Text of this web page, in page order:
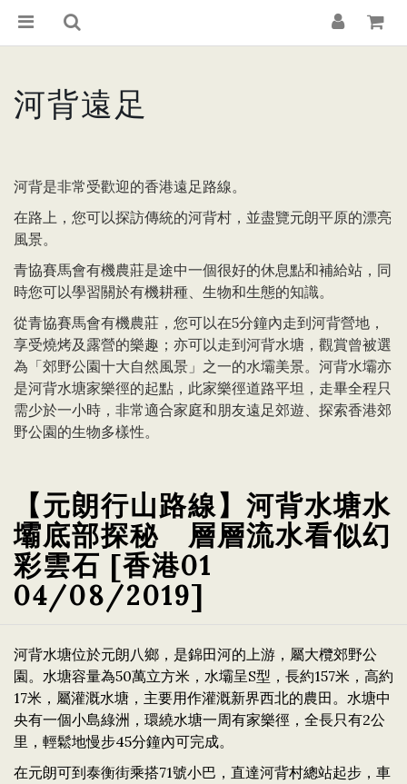
河背遠足
河背是非常受歡迎的香港遠足路線。
在路上，您可以探訪傳統的河背村，並盡覽元朗平原的漂亮
風景。
青協賽馬會有機農莊是途中一個很好的休息點和補給站，同
時您可以學習關於有機耕種、生物和生態的知識。
從青協賽馬會有機農莊，您可以在5分鐘內走到河背營地，
享受燒烤及露營的樂趣；亦可以走到河背水塘，觀賞曾被選
為「郊野公園十大自然風景」之一的水壩美景。河背水壩亦
是河背水塘家樂徑的起點，此家樂徑道路平坦，走畢全程只
需少於一小時，非常適合家庭和朋友遠足郊遊、探索香港郊
野公園的生物多樣性。
【元朗行山路線】河背水塘水
壩底部探秘 層層流水看似幻
彩雲石 [香港01
04/08/2019]
河背水塘位於元朗八鄉，是錦田河的上游，屬大欖郊野公
園。水塘容量為50萬立方米，水壩呈S型，長約157米，高約
17米，屬灌溉水塘，主要用作灌溉新界西北的農田。水塘中
央有一個小島綠洲，環繞水塘一周有家樂徑，全長只有2公
里，輕鬆地慢步45分鐘內可完成。
在元朗可到泰衡街乘搭71號小巴，直達河背村總站起步，車